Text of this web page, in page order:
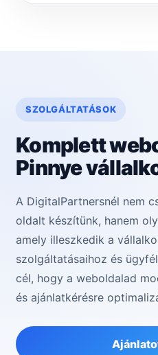
SZOLGÁLTATÁSOK
Komplett
Pinnye
A DigitalPartnersnél nem
oldalt készítünk, hanem
amely illeszkedik a
szolgáltatásaihoz és
cél, hogy a weboldalad
és ajánlatkérésre